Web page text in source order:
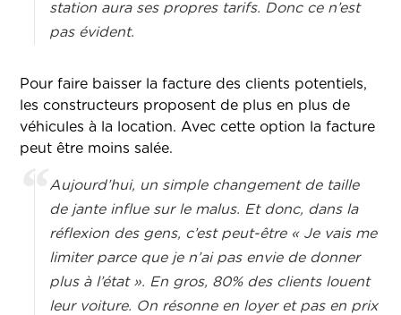
station aura ses propres tarifs. Donc ce n’est
pas évident.
Pour faire baisser la facture des clients potentiels,
les constructeurs proposent de plus en plus de
véhicules à la location. Avec cette option la facture
peut être moins salée.
Aujourd’hui, un simple changement de taille
de jante influe sur le malus. Et donc, dans la
réflexion des gens, c’est peut-être « Je vais me
limiter parce que je n’ai pas envie de donner
plus à l’état ». En gros, 80% des clients louent
leur voiture. On résonne en loyer et pas en prix